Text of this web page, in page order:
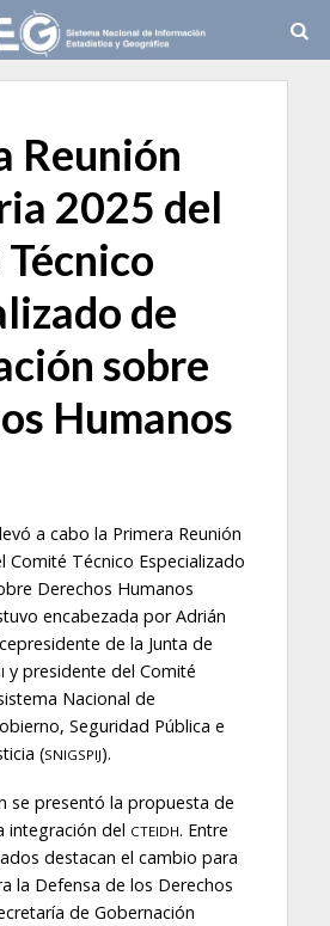
Reunión
2025 del
de
sobre
Humanos
a cabo la Primera Reunión
Comité Técnico Especializado
Derechos Humanos
encabezada por Adrián
de la Junta de
y presidente del Comité
Nacional de
Seguridad Pública e
(SNIGSPIJ).
se presentó la propuesta de
integración del CTEIDH. Entre
destacan el cambio para
la Defensa de los Derechos
de Gobernación